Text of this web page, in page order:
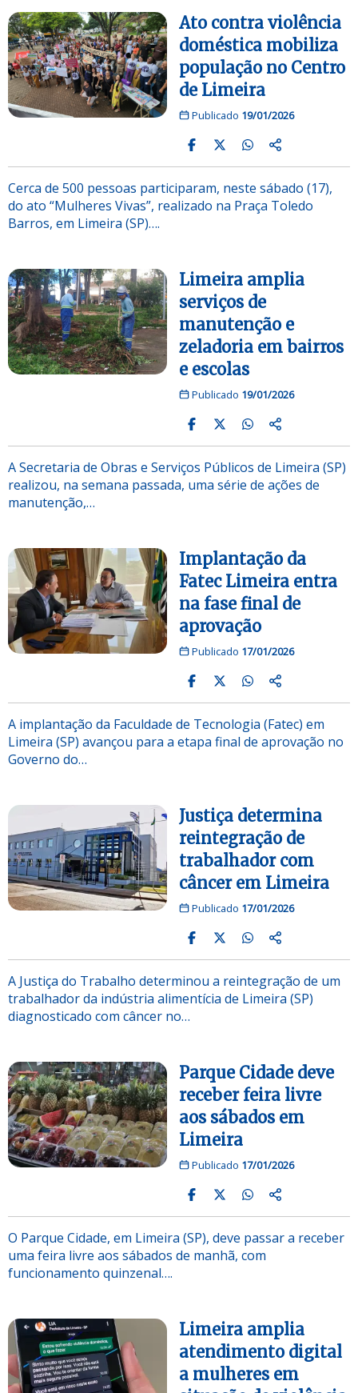
Ato contra violência
doméstica mobiliza
população no Centro
de Limeira
Publicado 19/01/2026
Cerca de 500 pessoas participaram, neste sábado (17),
do ato “Mulheres Vivas”, realizado na Praça Toledo
Barros, em Limeira (SP)….
Limeira amplia
serviços de
manutenção e
zeladoria em bairros
e escolas
Publicado 19/01/2026
A Secretaria de Obras e Serviços Públicos de Limeira (SP)
realizou, na semana passada, uma série de ações de
manutenção,…
Implantação da
Fatec Limeira entra
na fase final de
aprovação
Publicado 17/01/2026
A implantação da Faculdade de Tecnologia (Fatec) em
Limeira (SP) avançou para a etapa final de aprovação no
Governo do…
Justiça determina
reintegração de
trabalhador com
câncer em Limeira
Publicado 17/01/2026
A Justiça do Trabalho determinou a reintegração de um
trabalhador da indústria alimentícia de Limeira (SP)
diagnosticado com câncer no…
Parque Cidade deve
receber feira livre
aos sábados em
Limeira
Publicado 17/01/2026
O Parque Cidade, em Limeira (SP), deve passar a receber
uma feira livre aos sábados de manhã, com
funcionamento quinzenal….
Limeira amplia
atendimento digital
a mulheres em